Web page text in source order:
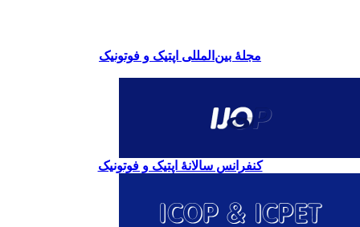
مجلۀ بین‌المللی اپتیک و فوتونیک
کنفرانس سالانۀ اپتیک و فوتونیک